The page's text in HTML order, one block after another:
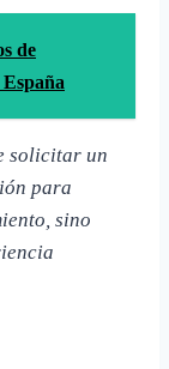
de
solicitar un
para
sino